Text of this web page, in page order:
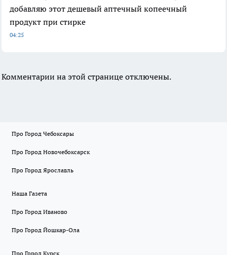
добавляю этот дешевый аптечный копеечный
продукт при стирке
04:25
Комментарии на этой странице отключены.
Про Город Чебоксары
Про Город Новочебоксарск
Про Город Ярославль
Наша Газета
Про Город Иваново
Про Город Йошкар-Ола
Про Город Курск